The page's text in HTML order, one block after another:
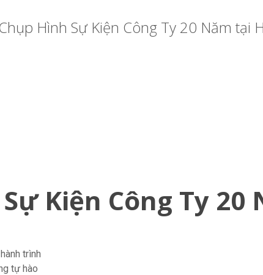
Hình Sự Kiện Công Ty 20 Năm tại
Kiện Công Ty
trình
tự hào